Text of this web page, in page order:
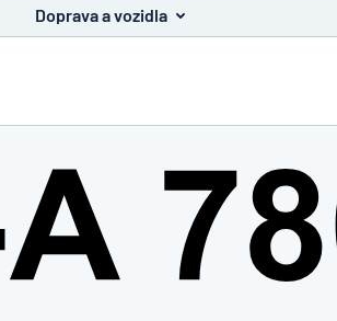
Začněte navrhovat
Doprava a vozidla